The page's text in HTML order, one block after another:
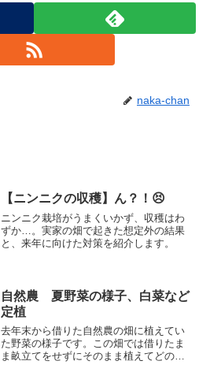
naka-chan
【ニンニクの収穫】ん？！😣
ニンニク栽培がうまくいかず、収穫はわ
ずか…。実家の畑で起きた想定外の結果
と、来年に向けた対策を紹介します。
自然農 夏野菜の様子、白菜など
定植
去年末から借りた自然農の畑に植えてい
た野菜の様子です。この畑では借りたま
ま畝立てをせずにそのまま植えてどのよ